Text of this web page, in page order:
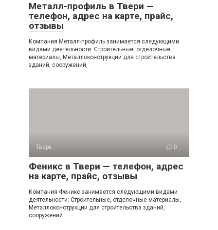
Металл-профиль в Твери —
телефон, адрес на карте, прайс,
отзывы
Компания Металл-профиль занимается следующими
видами деятельности: Строительные, отделочные
материалы, Металлоконструкции для строительства
зданий, сооружений,
Тверь 0
Феникс в Твери — телефон, адрес
на карте, прайс, отзывы
Компания Феникс занимается следующими видами
деятельности: Строительные, отделочные материалы,
Металлоконструкции для строительства зданий,
сооружений.